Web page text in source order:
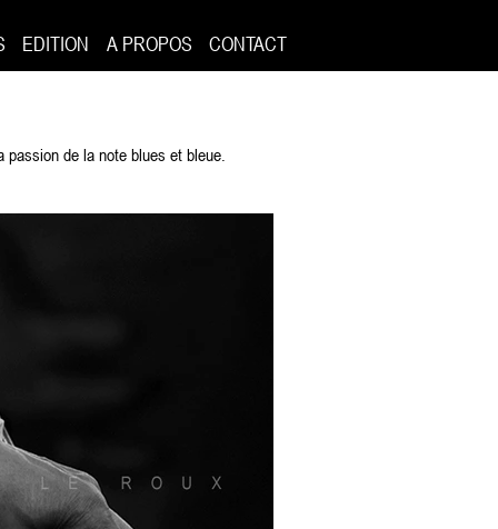
EDITION A PROPOS CONTACT
de la note blues et bleue.